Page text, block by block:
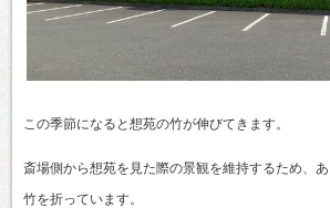
この季節になると想苑の竹が伸びてきます。
斎場側から想苑を見た際の景観を維持するため、
竹を折っています。